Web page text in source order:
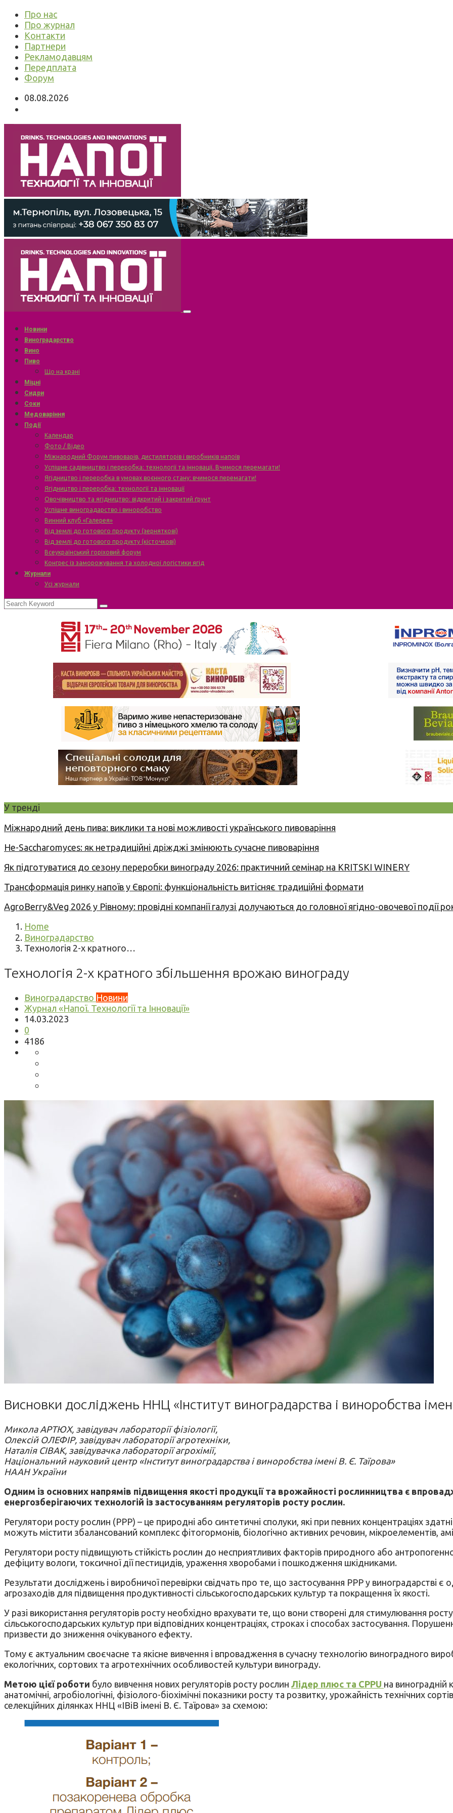
Про нас
Про журнал
Контакти
Партнери
Рекламодавцям
Передплата
Форум
08.08.2026
Новини
Виноградарство
Вино
Пиво
Що на крані
Міцні
Сидри
Соки
Медоваріння
Події
Календар
Фото / Відео
Міжнародний Форум пивоварів, дистиляторів і виробників напоїв
Успішне садівництво і переробка: технології та інновації. Вчимося перемагати!
Ягідництво і переробка в умовах воєнного стану: вчимося перемагати!
Ягідництво і переробка: технології та інновації
Овочівництво та ягідництво: відкритий і закритий ґрунт
Успішне виноградарство і виноробство
Винний клуб «Галерея»
Від землі до готового продукту (зерняткові)
Від землі до готового продукту (кісточкові)
Всеукраїнський горіховий форум
Конгрес із заморожування та холодної логістики ягід
Журнали
Усі журнали
У тренді
Міжнародний день пива: виклики та нові можливості українського пивоваріння
Не-Saccharomyces: як нетрадиційні дріжджі змінюють сучасне пивоваріння
Як підготуватися до сезону переробки винограду 2026: практичний семінар на KRITSKI WINERY
Трансформація ринку напоїв у Європі: функціональність витісняє традиційні формати
AgroBerry&Veg 2026 у Рівному: провідні компанії галузі долучаються до головної ягідно-овочевої події
Home
Виноградарство
Технологія 2-х кратного…
Технологія 2-х кратного збільшення врожаю винограду
Виноградарство Новини
Журнал «Напої. Технології та Інновації»
14.03.2023
0
4186
Висновки досліджень ННЦ «Інститут виноградарства і виноробства
Микола АРТЮХ, завідувач лабораторії фізіології,
Олексій ОЛЕФІР, завідувач лабораторії агротехніки,
Наталія СІВАК, завідувачка лабораторії агрохімії,
Національний науковий центр «Інститут виноградарства і виноробства імені В. Є. Таїрова»
НААН України
Одним із основних напрямів підвищення якості продукції та врожайності рослинництва є
енергозберігаючих технологій із застосуванням регуляторів росту рослин.
Регулятори росту рослин (РРР) – це природні або синтетичні сполуки, які при певних концентраціях
можуть містити збалансований комплекс фітогормонів, біологічно активних речовин, мікроелементів,
Регулятори росту підвищують стійкість рослин до несприятливих факторів природного або
дефіциту вологи, токсичної дії пестицидів, ураження хворобами і пошкодження шкідниками.
Результати досліджень і виробничої перевірки свідчать про те, що застосування РРР у виноградарстві
агрозаходів для підвищення продуктивності сільськогосподарських культур та покращення їх якості.
У разі використання регуляторів росту необхідно врахувати те, що вони створені для стимулювання
сільськогосподарських культур при відповідних концентраціях, строках і способах застосування.
призвести до зниження очікуваного ефекту.
Тому є актуальним своєчасне та якісне вивчення і впровадження в сучасну технологію виноградного
екологічних, сортових та агротехнічних особливостей культури винограду.
Метою цієї роботи було вивчення нових регуляторів росту рослин Лідер плюс та СРРU на виноградній
анатомічні, агробіологічні, фізіолого-біохімічні показники росту та розвитку, урожайність технічних
селекційних ділянках ННЦ «ІВіВ імені В. Є. Таїрова» за схемою: